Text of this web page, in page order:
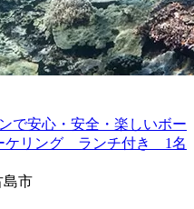
で安心・安全・楽しいボー
ケリング ランチ付き 1名
島市